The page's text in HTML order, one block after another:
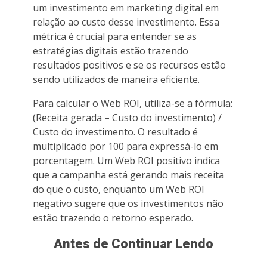
um investimento em marketing digital em
relação ao custo desse investimento. Essa
métrica é crucial para entender se as
estratégias digitais estão trazendo
resultados positivos e se os recursos estão
sendo utilizados de maneira eficiente.
Para calcular o Web ROI, utiliza-se a fórmula:
(Receita gerada – Custo do investimento) /
Custo do investimento. O resultado é
multiplicado por 100 para expressá-lo em
porcentagem. Um Web ROI positivo indica
que a campanha está gerando mais receita
do que o custo, enquanto um Web ROI
negativo sugere que os investimentos não
estão trazendo o retorno esperado.
Antes de Continuar Lendo